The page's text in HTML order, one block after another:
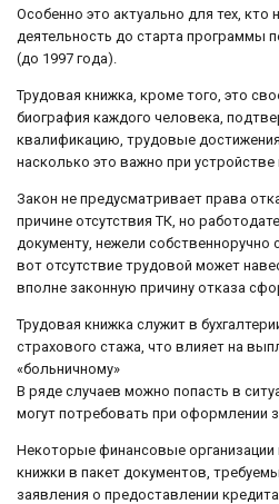
Особенно это актуально для тех,
деятельность до старта программы
(до 1997 года).
Трудовая книжка, кроме того, это
биография каждого человека,
квалификацию, трудовые
насколько это важно при
Закон не предусматривает права
причине отсутствия ТК, но
документу, нежели
вот отсутствие трудовой может
вполне законную причину отказа
Трудовая книжка служит в
страхового стажа, что влияет на
«больничному»
В ряде случаев можно попасть в
могут потребовать при оформлении
Некоторые финансовые
книжки в пакет документов,
заявления о предоставлении кредита.